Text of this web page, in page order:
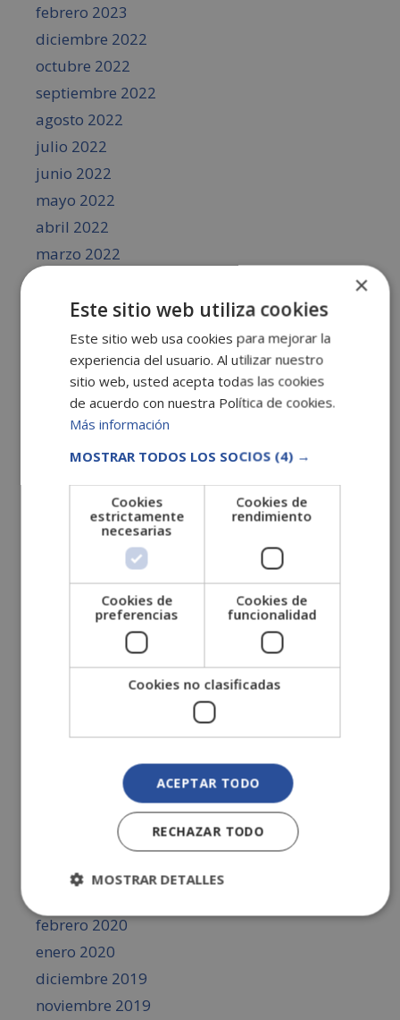
febrero 2023
diciembre 2022
octubre 2022
septiembre 2022
agosto 2022
julio 2022
junio 2022
mayo 2022
abril 2022
marzo 2022
enero 2022
diciembre 2021
noviembre 2021
octubre 2021
septiembre 2021
julio 2021
mayo 2021
febrero 2021
enero 2021
diciembre 2020
noviembre 2020
septiembre 2020
abril 2020
febrero 2020
enero 2020
diciembre 2019
noviembre 2019
×
Este sitio web utiliza cookies
Este sitio web usa cookies para mejorar la
experiencia del usuario. Al utilizar nuestro
sitio web, usted acepta todas las cookies
de acuerdo con nuestra Política de cookies.
Más información
MOSTRAR TODOS LOS SOCIOS (4) →
Cookies
estrictamente
necesarias
Cookies de
rendimiento
Cookies de
preferencias
Cookies de
funcionalidad
Cookies no clasificadas
ACEPTAR TODO
RECHAZAR TODO
MOSTRAR DETALLES